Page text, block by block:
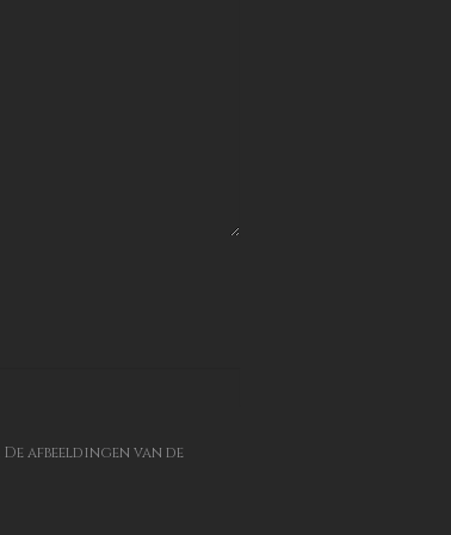
afbeeldingen van de